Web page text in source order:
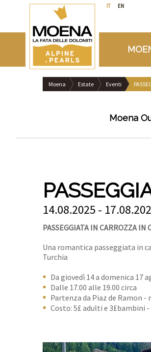
IT EN
Moena Estate Eventi
Moena
14.08.2025 -
PASSEGGIATA IN CARROZZA IN
Una romantica passeggiata in
Turchia
Da giovedì 14 a domenica 17
Dalle 17.00 alle 19.00 circa
Partenza da Piaz de Ramon
Costo: 5£ adulti e 3£bambini